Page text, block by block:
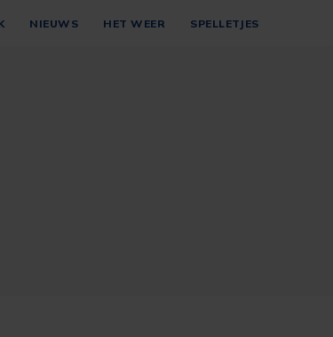
NIEUWS HET WEER SPELLETJES